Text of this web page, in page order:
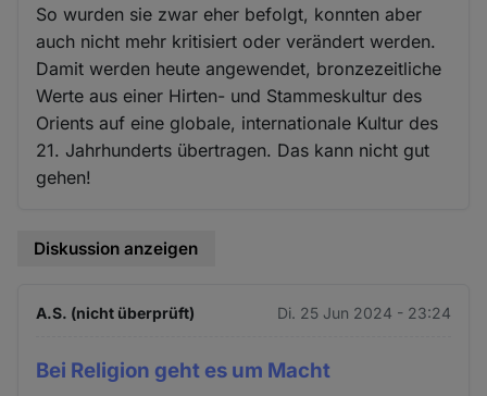
So wurden sie zwar eher befolgt, konnten aber
auch nicht mehr kritisiert oder verändert werden.
Damit werden heute angewendet, bronzezeitliche
Werte aus einer Hirten- und Stammeskultur des
Orients auf eine globale, internationale Kultur des
21. Jahrhunderts übertragen. Das kann nicht gut
gehen!
Diskussion anzeigen
A.S. (nicht überprüft) Di. 25 Jun 2024 - 23:24
Bei Religion geht es um Macht